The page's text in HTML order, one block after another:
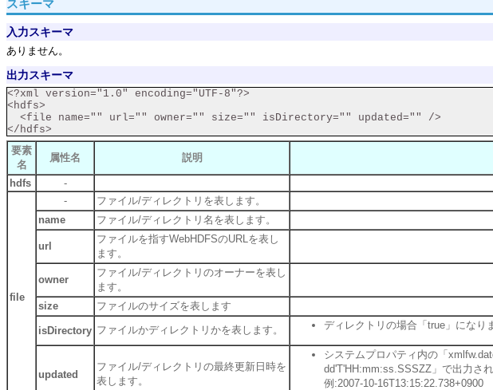
スキーマ
入力スキーマ
ありません。
出力スキーマ
<?xml version="1.0" encoding="UTF-8"?>
<hdfs>
  <file name="" url="" owner="" size="" isDirectory="" updated="" />
要素
名
属性名 説明
hdfs -
file
-
ファイル/ディレクトリを表します。
name
ファイル/ディレクトリ名を表します。
url
ファイルを指すWebHDFSのURLを表し
ます。
owner
ファイル/ディレクトリのオーナーを表し
ます。
size
ファイルのサイズを表します
isDirectory ファイルかディレクトリかを表します。 ディレクトリの場合「true」になり
updated
ファイル/ディレクトリの最終更新日時を
表します。
システムプロパティ内の「
dd'T'HH:mm:ss.SSSZZ」で出力され
例:2007-10-16T13:15:22.738+0900